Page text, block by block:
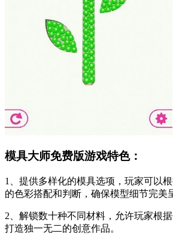
模具大师免费版游戏特色：
1、提供多样化的模具选项，玩家可以
的色彩搭配和判断，确保模型细节完美
2、解锁数十种不同材料，允许玩家根
打造独一无二的创意作品。